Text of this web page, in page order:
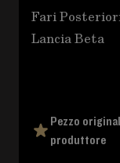
Fari
Lancia Beta
Pezzo
produttore